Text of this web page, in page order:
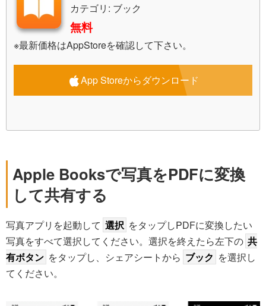
カテゴリ: ブック
無料
※最新価格はAppStoreを確認して下さい。
App Storeからダウンロード
Apple Booksで写真をPDFに変換
して共有する
写真アプリを起動して 選択 をタップしPDFに変換したい
写真をすべて選択してください。選択を終えたら左下の 共
有ボタン をタップし、シェアシートから ブック を選択し
てください。